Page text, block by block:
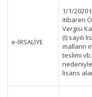
e-İRSALİYE
1/1/2020
itibaren
Vergisi
(I) sayılı
malların
teslimi
nedeniyle
lisans